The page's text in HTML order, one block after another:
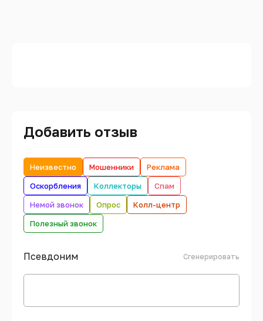
Добавить отзыв
Неизвестно Мошенники
Реклама
Оскорбления
Коллекторы
Спам
Немой звонок
Опрос
Колл-центр
Полезный звонок
Псевдоним Сгенерировать